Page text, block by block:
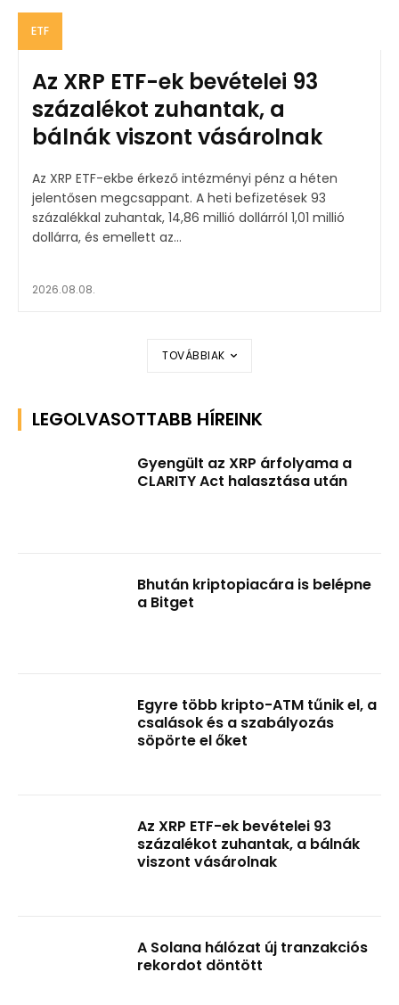
ETF
Az XRP ETF-ek bevételei 93
százalékot zuhantak, a
bálnák viszont vásárolnak
Az XRP ETF-ekbe érkező intézményi pénz a héten
jelentősen megcsappant. A heti befizetések 93
százalékkal zuhantak, 14,86 millió dollárról 1,01 millió
dollárra, és emellett az...
2026.08.08.
TOVÁBBIAK
LEGOLVASOTTABB HÍREINK
Gyengült az XRP árfolyama a
CLARITY Act halasztása után
Bhután kriptopiacára is belépne
a Bitget
Egyre több kripto-ATM tűnik el, a
csalások és a szabályozás
söpörte el őket
Az XRP ETF-ek bevételei 93
százalékot zuhantak, a bálnák
viszont vásárolnak
A Solana hálózat új tranzakciós
rekordot döntött